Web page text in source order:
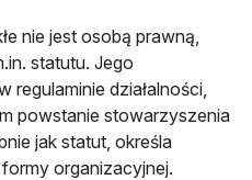
nie jest osobą prawną,
statutu. Jego
działalności,
powstanie stowarzyszenia
jak statut, określa
organizacyjnej.